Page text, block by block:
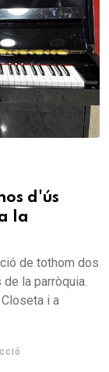
d'ús
la
de tothom dos
la parròquia.
i a